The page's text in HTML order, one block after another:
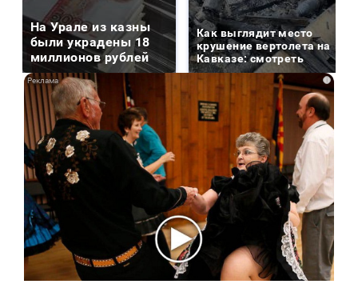
На Урале из казны
были украдены 18
миллионов рублей
Как выглядит место
крушение вертолета на
Кавказе: смотреть
i